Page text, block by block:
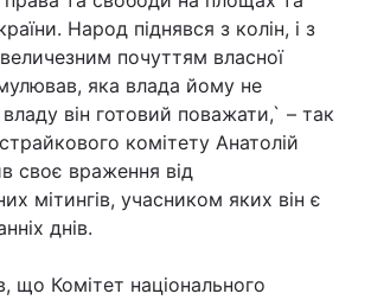
Народ піднявся з колін, і з
почуттям власної
яка влада йому не
владу він готовий поважати,` – так
комітету Анатолій
своє враження від
мітингів, учасником яких він є
днів.
що Комітет національного